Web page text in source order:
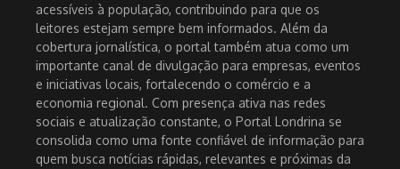
acessíveis à população, contribuindo para que os
leitores estejam sempre bem informados. Além da
cobertura jornalística, o portal também atua como um
importante canal de divulgação para empresas, eventos
e iniciativas locais, fortalecendo o comércio e a
economia regional. Com presença ativa nas redes
sociais e atualização constante, o Portal Londrina se
consolida como uma fonte confiável de informação para
quem busca notícias rápidas, relevantes e próximas da